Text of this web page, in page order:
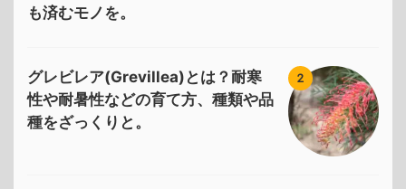
も済むモノを。
2
グレビレア(Grevillea)とは？耐寒
性や耐暑性などの育て方、種類や品
種をざっくりと。